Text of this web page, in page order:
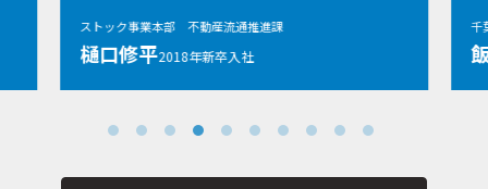
ストック事業本部 不動産流通推進課
樋口修平2018年新卒入社
千